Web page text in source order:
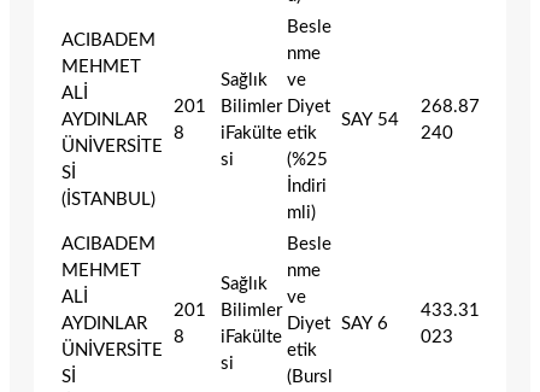
ACIBADEM
MEHMET
ALİ
AYDINLAR
ÜNİVERSİTE
Sİ
(İSTANBUL)
201
8
Sağlık
Bilimler
iFakülte
si
Besle
nme
ve
Diyet
etik
(%25
İndiri
mli)
SAY 54
268.87
240
ACIBADEM
MEHMET
ALİ
AYDINLAR
ÜNİVERSİTE
Sİ
201
8
Sağlık
Bilimler
iFakülte
si
Besle
nme
ve
Diyet
etik
(Bursl
SAY 6
433.31
023